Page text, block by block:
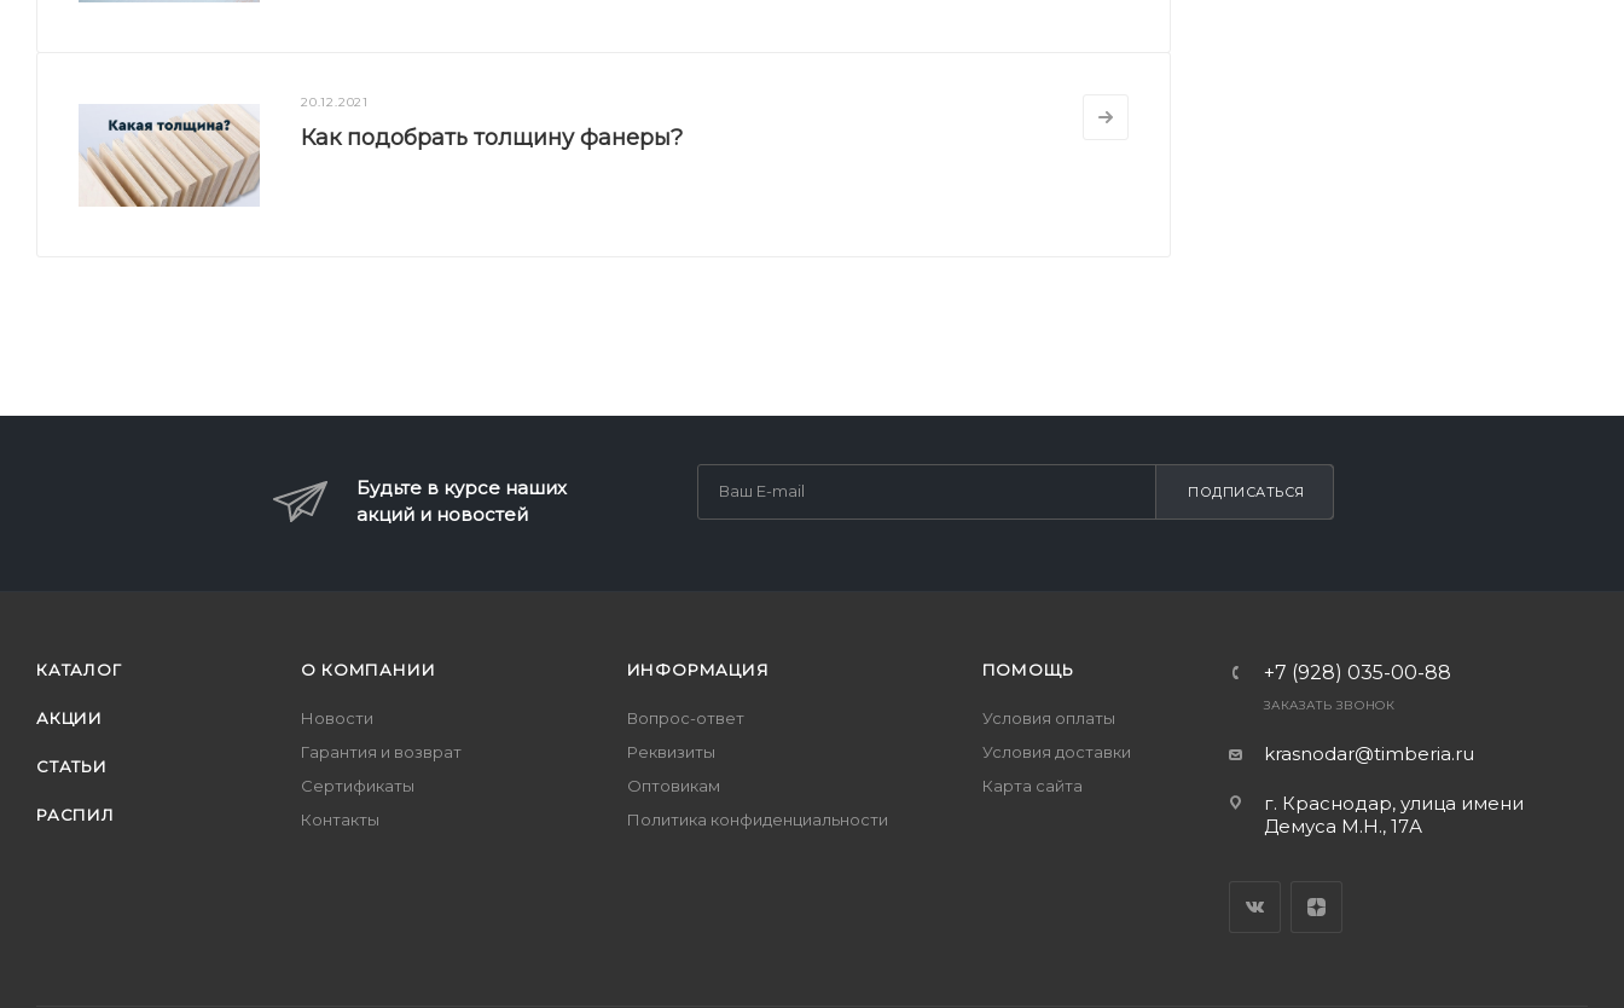
20.12.2021
Как подобрать толщину фанеры?
Будьте в курсе наших
акций и новостей
ПОДПИСАТЬСЯ
КАТАЛОГ
АКЦИИ
СТАТЬИ
РАСПИЛ
О КОМПАНИИ
Новости
Гарантия и возврат
Сертификаты
Контакты
ИНФОРМАЦИЯ
Вопрос-ответ
Реквизиты
Оптовикам
Политика конфиденциальности
ПОМОЩЬ
Условия оплаты
Условия доставки
Карта сайта
+7 (928) 035-00-88
ЗАКАЗАТЬ ЗВОНОК
krasnodar@timberia.ru
г. Краснодар, улица имени
Демуса М.Н., 17А